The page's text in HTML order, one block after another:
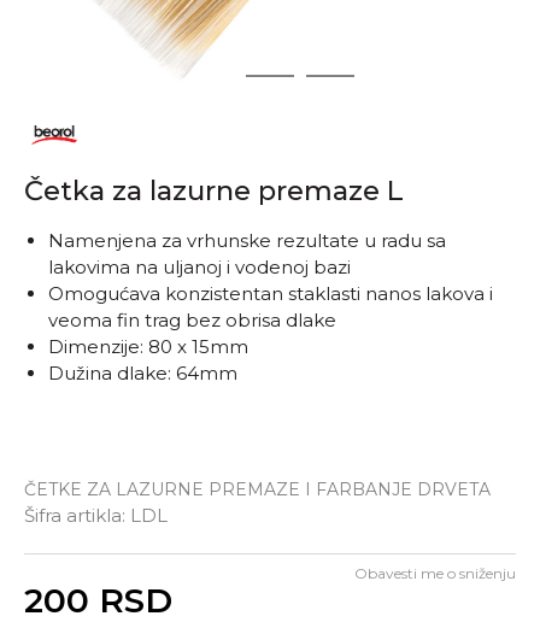
2 3
Četka za lazurne premaze L
ČETKE ZA LAZURNE PREMAZE I FARBANJE DRVETA
Šifra artikla: LDL
Namenjena za vrhunske rezultate u radu sa
lakovima na uljanoj i vodenoj bazi
Omogućava konzistentan staklasti nanos lakova i
veoma fin trag bez obrisa dlake
Dimenzije: 80 x 15mm
Dužina dlake: 64mm
200 RSD
Obavesti me o sniženju